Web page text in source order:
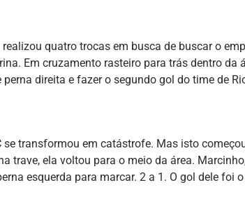
quatro trocas em busca de buscar o
Em cruzamento rasteiro para trás dentro da
direita e fazer o segundo gol do time de
se transformou em catástrofe. Mas isto
trave, ela voltou para o meio da área.
esquerda para marcar. 2 a 1. O gol dele foi